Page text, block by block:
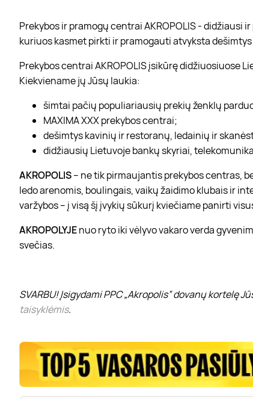
Prekybos ir pramogų centrai AKROPOLIS - didžiausi
kuriuos kasmet pirkti ir pramogauti atvyksta
Prekybos centrai AKROPOLIS įsikūrę didžiuosiuose
Kiekviename jų Jūsų laukia:
šimtai pačių populiariausių prekių ženklų
MAXIMA XXX prekybos centrai;
dešimtys kavinių ir restoranų, ledainių ir
didžiausių Lietuvoje bankų skyriai,
AKROPOLIS– ne tik pirmaujantis prekybos centras,
ledo arenomis, boulingais, vaikų žaidimo klubais ir
varžybos – į visą šį įvykių sūkurį kviečiame panirti
AKROPOLYJEnuo ryto iki vėlyvo vakaro verda
svečias.
SVARBU! Įsigydami PPC „Akropolis” dovanų
taisyklėmis.